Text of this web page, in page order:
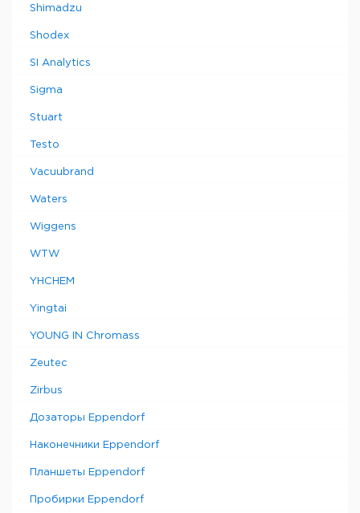
Shimadzu
Shodex
SI Analytics
Sigma
Stuart
Testo
Vacuubrand
Waters
Wiggens
WTW
YHCHEM
Yingtai
YOUNG IN Chromass
Zeutec
Zirbus
Дозаторы Eppendorf
Наконечники Eppendorf
Планшеты Eppendorf
Пробирки Eppendorf